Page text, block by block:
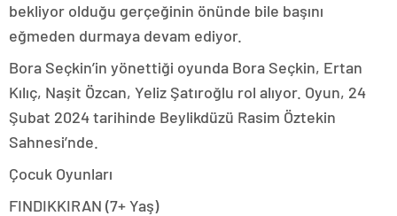
bekliyor olduğu gerçeğinin önünde bile başını
eğmeden durmaya devam ediyor.
Bora Seçkin’in yönettiği oyunda Bora Seçkin, Ertan
Kılıç, Naşit Özcan, Yeliz Şatıroğlu rol alıyor. Oyun, 24
Şubat 2024 tarihinde Beylikdüzü Rasim Öztekin
Sahnesi’nde.
Çocuk Oyunları
FINDIKKIRAN (7+ Yaş)